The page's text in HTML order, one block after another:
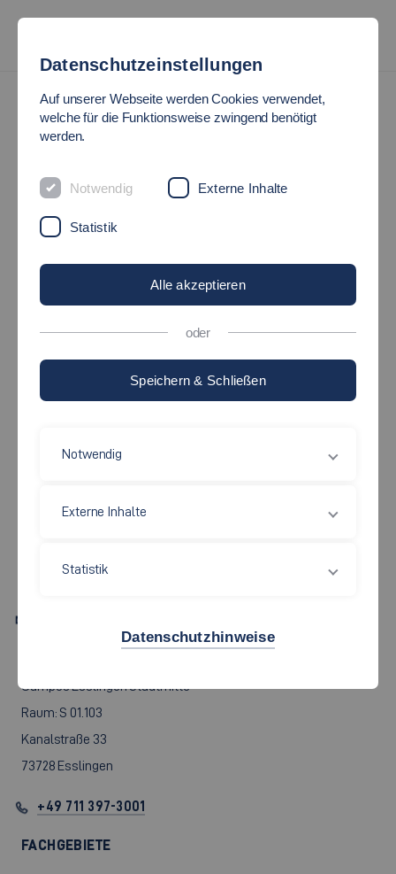
Rektorat
Campus Esslingen Stadtmitte
Raum: S 01.103
Kanalstraße 33
73728 Esslingen
+49 711 397-3001
FACHGEBIETE
Datenschutzeinstellungen
Auf unserer Webseite werden Cookies verwendet,
welche für die Funktionsweise zwingend benötigt
werden.
Notwendig Externe Inhalte
Statistik
Alle akzeptieren
oder
Speichern & Schließen
Notwendig
Externe Inhalte
Statistik
Datenschutzhinweise